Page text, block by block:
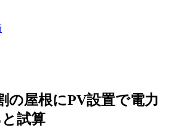
の屋根にPV設置で電力
試算